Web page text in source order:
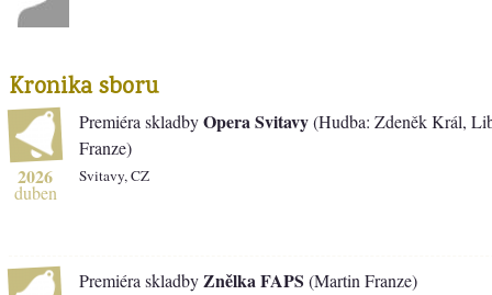
Kronika sboru
2026
duben
Premiéra skladbyOpera Svitavy(Hudba: Zdeněk Král,
Franze)
Svitavy, CZ
Premiéra skladby Znělka FAPS (Martin Franze)